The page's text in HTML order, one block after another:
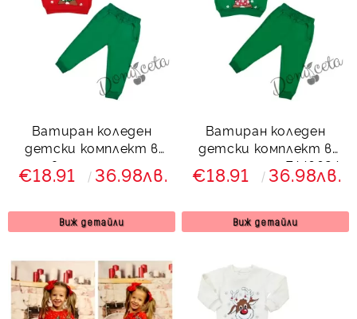
Ватиран коледен
детски комплект в
червено и зелено с
елен 7425364 Звън
€18.91 36.98лв.
Виж детайли
Ватиран коледен
детски комплект в
зелено с елен 7446624
Звън
€18.91 36.98лв.
Виж детайли